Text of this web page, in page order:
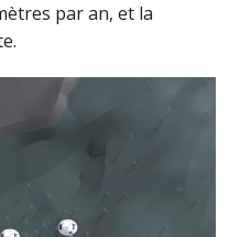
par an, et la